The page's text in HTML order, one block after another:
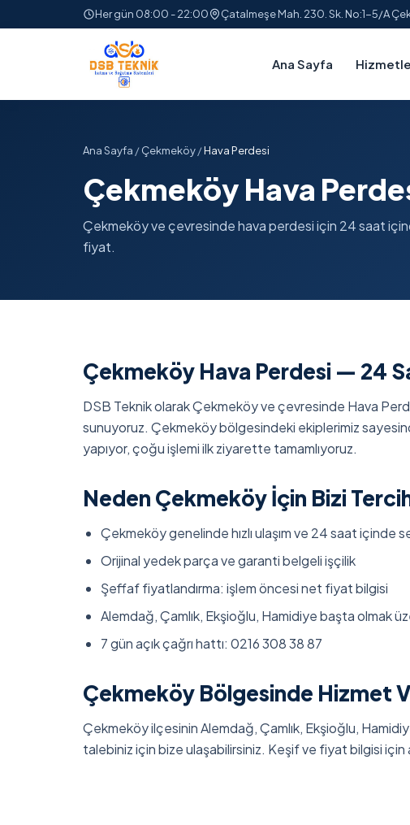
Her gün 08:00 - 22:00 Çatalmeşe Mah. 230. Sk. No:1-5/A
Ana Sayfa
Ana Sayfa /Çekmeköy/Hava Perdesi
Çekmeköy Hava
Çekmeköy ve çevresinde hava perdesi için 24 saat
fiyat.
Çekmeköy Hava Perdesi — 24
DSB Teknik olarak Çekmeköy ve çevresinde Hava
sunuyoruz. Çekmeköy bölgesindeki ekiplerimiz
yapıyor, çoğu işlemi ilk ziyarette tamamlıyoruz.
Neden Çekmeköy İçin Bizi
Çekmeköy genelinde hızlı ulaşım ve 24 saat içinde
Orijinal yedek parça ve garanti belgeli işçilik
Şeffaf fiyatlandırma: işlem öncesi net fiyat bilgisi
Alemdağ, Çamlık, Ekşioğlu, Hamidiye başta olmak
7 gün açık çağrı hattı: 0216 308 38 87
Çekmeköy Bölgesinde Hizmet
Çekmeköy ilçesinin Alemdağ, Çamlık, Ekşioğlu,
talebiniz için bize ulaşabilirsiniz. Keşif ve fiyat bilgisi için